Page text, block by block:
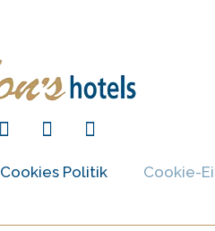
Cookies Politik Cookie-